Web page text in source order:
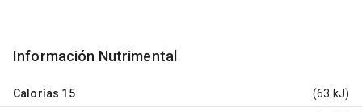
Información Nutrimental
Calorías 15 (63 kJ)